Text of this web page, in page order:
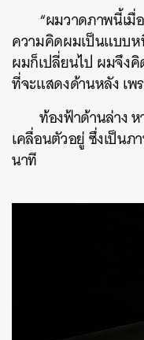
“ผมวาดภาพนี้เ
ความคิดผมเป็นแบบ
ผมก็เปลี่ยนไป ผมจึง
ที่จะแสดงด้านหลัง เ
ท้องฟ้าด้านล่าง
เคลื่อนตัวอยู่ ซึ่งเป็น
นาที